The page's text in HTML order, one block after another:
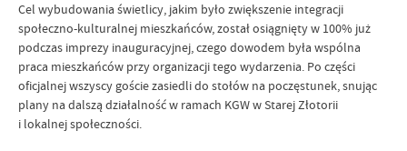
Cel wybudowania świetlicy, jakim było zwiększenie integracji
społeczno-kulturalnej mieszkańców, został osiągnięty w 100% już
podczas imprezy inauguracyjnej, czego dowodem była wspólna
praca mieszkańców przy organizacji tego wydarzenia. Po części
oficjalnej wszyscy goście zasiedli do stołów na poczęstunek, snując
plany na dalszą działalność w ramach KGW w Starej Złotorii
i lokalnej społeczności.